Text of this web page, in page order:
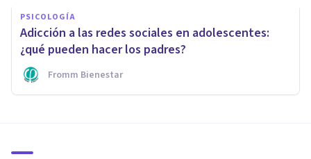
PSICOLOGÍA
Adicción a las redes sociales en adolescentes:
¿qué pueden hacer los padres?
Fromm Bienestar